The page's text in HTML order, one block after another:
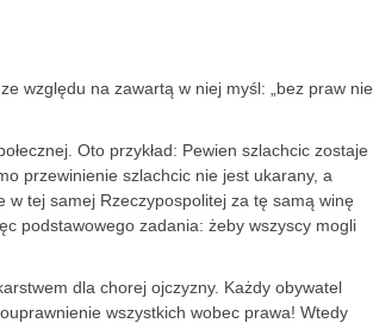
względu na zawartą w niej myśl: „bez praw nie
Oto przykład: Pewien szlachcic zostaje
przewinienie szlachcic nie jest ukarany, a
tej samej Rzeczypospolitej za tę samą winę
podstawowego zadania: żeby wszyscy mogli
dla chorej ojczyzny. Każdy obywatel
wszystkich wobec prawa! Wtedy